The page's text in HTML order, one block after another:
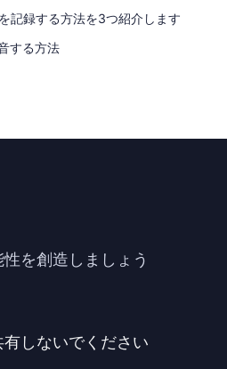
記録する方法を3つ紹介します
する方法
を創造しましょう
しないでください